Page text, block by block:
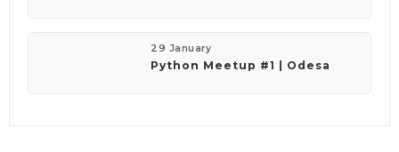
29 January
Python Meetup #1 | Odesa